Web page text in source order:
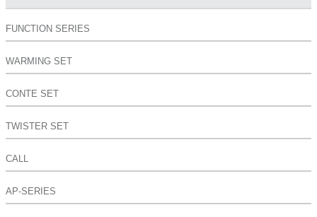
FUNCTION SERIES
WARMING SET
CONTE SET
TWISTER SET
CALL
AP-SERIES